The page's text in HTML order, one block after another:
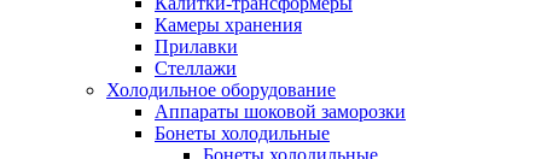
Камеры хранения
Прилавки
Стеллажи
Холодильное оборудование
Аппараты шоковой заморозки
Бонеты холодильные
Бонеты холодильные